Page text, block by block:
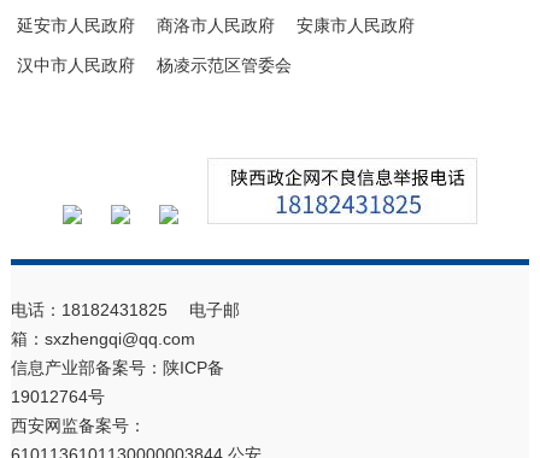
延安市人民政府 商洛市人民政府 安康市人民政府
汉中市人民政府 杨凌示范区管委会
电话：18182431825 电子邮
箱：sxzhengqi@qq.com
信息产业部备案号： 陕ICP备
19012764号
西安网监备案号：